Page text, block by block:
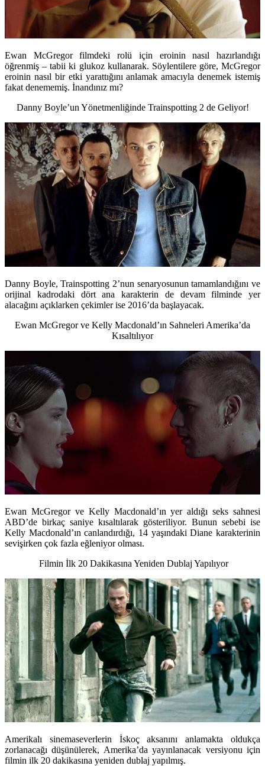
Ewan McGregor filmdeki rolü için eroinin nasıl hazırlandığı
öğrenmiş – tabii ki glukoz kullanarak. Söylentilere göre, McGregor
eroinin nasıl bir etki yarattığını anlamak amacıyla denemek istemiş
fakat denememiş. İnandınız mı?
Danny Boyle’un Yönetmenliğinde Trainspotting 2 de Geliyor!
Danny Boyle, Trainspotting 2’nun senaryosunun tamamlandığını ve
orijinal kadrodaki dört ana karakterin de devam filminde yer
alacağını açıklarken çekimler ise 2016’da başlayacak.
Ewan McGregor ve Kelly Macdonald’ın Sahneleri Amerika’da
Kısaltılıyor
Ewan McGregor ve Kelly Macdonald’ın yer aldığı seks sahnesi
ABD’de birkaç saniye kısaltılarak gösteriliyor. Bunun sebebi ise
Kelly Macdonald’ın canlandırdığı, 14 yaşındaki Diane karakterinin
sevişirken çok fazla eğleniyor olması.
Filmin İlk 20 Dakikasına Yeniden Dublaj Yapılıyor
Amerikalı sinemaseverlerin İskoç aksanını anlamakta oldukça
zorlanacağı düşünülerek, Amerika’da yayınlanacak versiyonu için
filmin ilk 20 dakikasına yeniden dublaj yapılmış.